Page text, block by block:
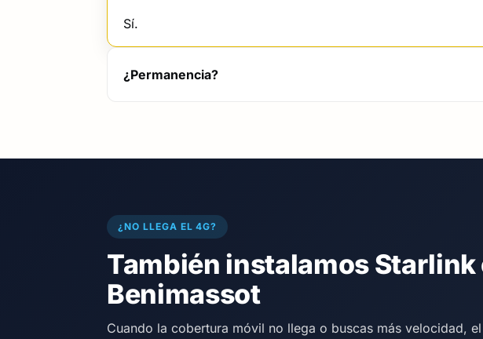
Sí.
¿Permanencia?
¿NO LLEGA EL 4G?
También instalamos Starlink
Benimassot
Cuando la cobertura móvil no llega o buscas más velocidad, el